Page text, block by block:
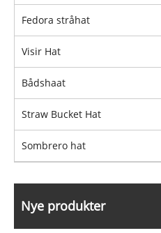
Fedora stråhat
Visir Hat
Bådshaat
Straw Bucket Hat
Sombrero hat
Nye produkter